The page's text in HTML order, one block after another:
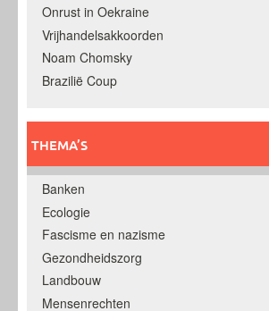
Onrust in Oekraine
Vrijhandelsakkoorden
Noam Chomsky
Brazilië Coup
THEMA’S
Banken
Ecologie
Fascisme en nazisme
Gezondheidszorg
Landbouw
Mensenrechten